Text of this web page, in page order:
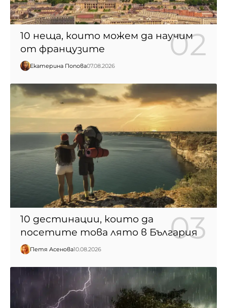
10 неща, които можем да научим
от французите
Екатерина Попова07.08.2026
10 дестинации, които да
посетите това лято в България
Петя Асенова10.08.2026